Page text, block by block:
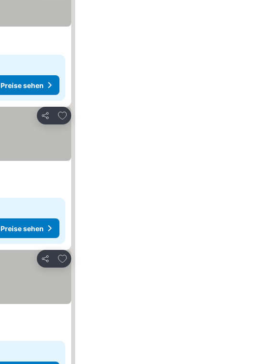
Preise sehen
Teilen
Zu Favoriten hinzufügen
Preise sehen
Teilen
Zu Favoriten hinzufügen